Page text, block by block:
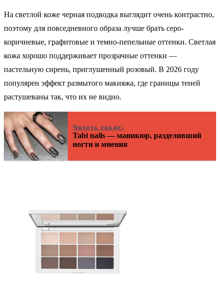
На светлой коже черная подводка выглядит очень контрастно,
поэтому для повседневного образа лучше брать серо-
коричневые, графитовые и темно-пепельные оттенки. Светлая
кожа хорошо поддерживает прозрачные оттенки —
пастельную сирень, приглушенный розовый. В 2026 году
популярен эффект размытого макияжа, где границы теней
растушеваны так, что их не видно.
Читать также:
Tabi nails — маникюр, разделивший
ногти и мнения